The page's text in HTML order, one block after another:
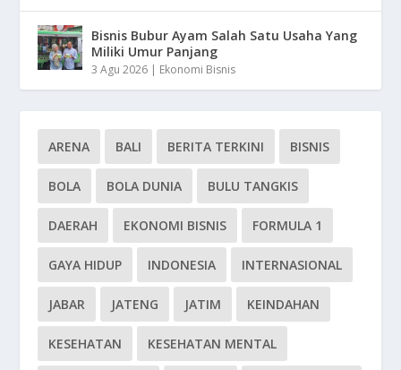
Bisnis Bubur Ayam Salah Satu Usaha Yang
Miliki Umur Panjang
3 Agu 2026 | Ekonomi Bisnis
ARENA BALI BERITA TERKINI BISNIS
BOLA BOLA DUNIA BULU TANGKIS
DAERAH EKONOMI BISNIS FORMULA 1
GAYA HIDUP INDONESIA INTERNASIONAL
JABAR JATENG JATIM KEINDAHAN
KESEHATAN KESEHATAN MENTAL